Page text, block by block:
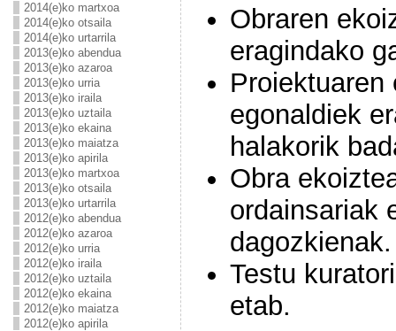
2014(e)ko martxoa
2014(e)ko otsaila
2014(e)ko urtarrila
2013(e)ko abendua
2013(e)ko azaroa
2013(e)ko urria
2013(e)ko iraila
2013(e)ko uztaila
2013(e)ko ekaina
2013(e)ko maiatza
2013(e)ko apirila
2013(e)ko martxoa
2013(e)ko otsaila
2013(e)ko urtarrila
2012(e)ko abendua
2012(e)ko azaroa
2012(e)ko urria
2012(e)ko iraila
2012(e)ko uztaila
2012(e)ko ekaina
2012(e)ko maiatza
2012(e)ko apirila
Obraren
eragindako
Proiektuaren
egonaldiek
halakorik
Obra
ordainsariak
dagozkienak.
Testu
etab.